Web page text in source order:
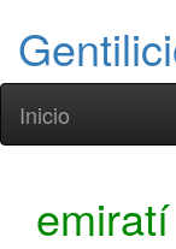
Inicio
emiratí